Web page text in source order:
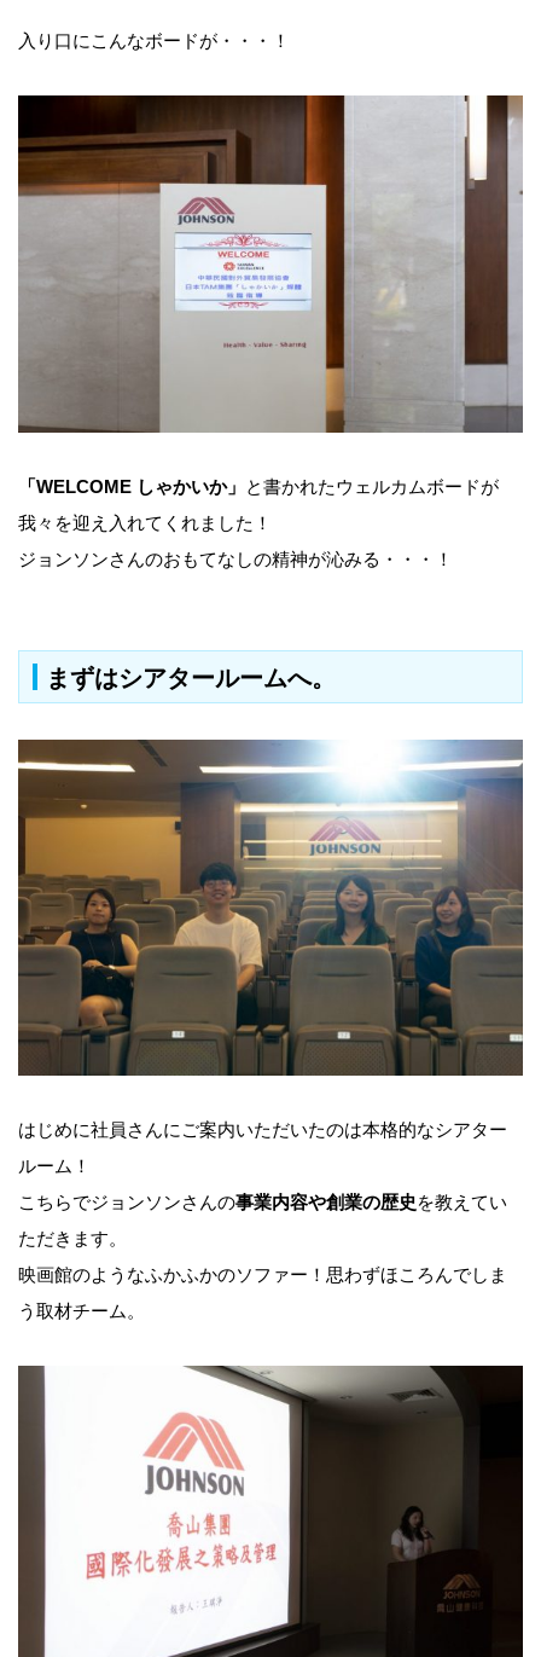
入り口にこんなボードが・・・！
「WELCOME しゃかいか」 と書かれたウェルカムボードが
我々を迎え入れてくれました！
ジョンソンさんのおもてなしの精神が沁みる・・・！
まずはシアタールームへ。
はじめに社員さんにご案内いただいたのは本格的なシアター
ルーム！
こちらでジョンソンさんの事業内容や創業の歴史を教えてい
ただきます。
映画館のようなふかふかのソファー！思わずほころんでしま
う取材チーム。